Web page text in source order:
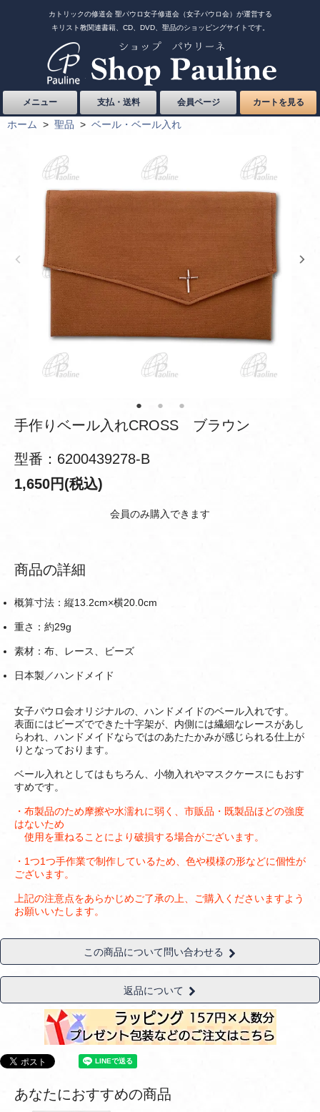
カトリックの修道会 聖パウロ女子修道会（女子パウロ会）が運営する
キリスト教関連書籍、CD、DVD、聖品のショッピングサイトです。
メニュー 支払・送料 会員ページ カートを見る
ホーム > 聖品 > ベール・ベール入れ
手作りベール入れCROSS ブラウン
型番：6200439278-B
1,650円(税込)
会員のみ購入できます
商品の詳細
概算寸法：縦13.2cm×横20.0cm
重さ：約29g
素材：布、レース、ビーズ
日本製／ハンドメイド
女子パウロ会オリジナルの、ハンドメイドのベール入れです。
表面にはビーズでできた十字架が、内側には繊細なレースがあし
らわれ、ハンドメイドならではのあたたかみが感じられる仕上が
りとなっております。
ベール入れとしてはもちろん、小物入れやマスクケースにもおす
すめです。
・布製品のため摩擦や水濡れに弱く、市販品・既製品ほどの強度
はないため
使用を重ねることにより破損する場合がございます。
・1つ1つ手作業で制作しているため、色や模様の形などに個性が
ございます。
上記の注意点をあらかじめご了承の上、ご購入くださいますよう
お願いいたします。
この商品について問い合わせる
返品について
あなたにおすすめの商品